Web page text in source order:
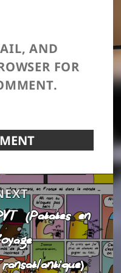
AND
FOR
Next
post:
(Patates en